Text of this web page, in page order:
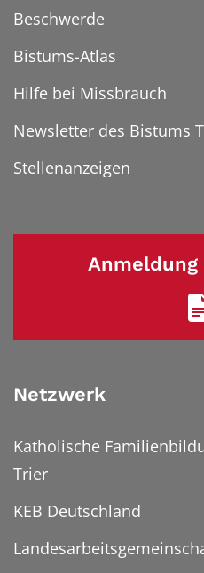
Beschwerde
Bistums-Atlas
Hilfe bei Missbrauch
Newsletter des Bistums
Stellenanzeigen
Netzwerk
Katholische
Trier
KEB Deutschland